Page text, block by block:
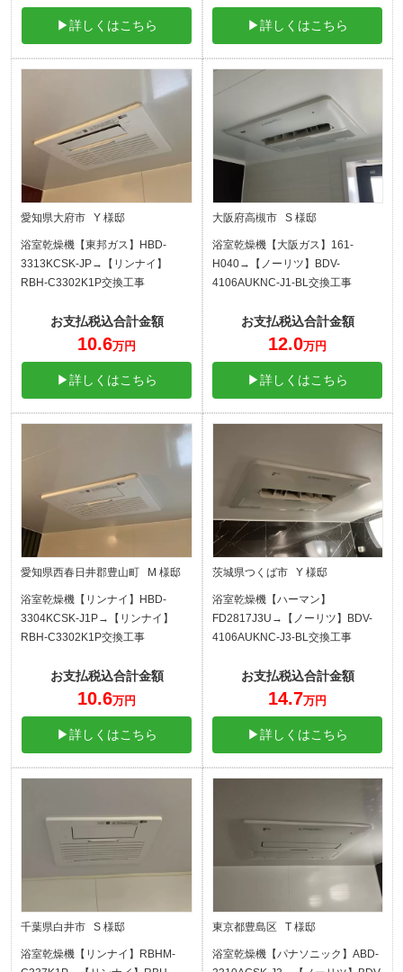
▶詳しくはこちら ▶詳しくはこちら
愛知県大府市 Y 様邸
浴室乾燥機【東邦ガス】HBD-
3313KCSK-JP→【リンナイ】
RBH-C3302K1P交換工事
お支払税込合計金額
10.6万円
▶詳しくはこちら
大阪府高槻市 S 様邸
浴室乾燥機【大阪ガス】161-
H040→【ノーリツ】BDV-
4106AUKNC-J1-BL交換工事
お支払税込合計金額
12.0万円
▶詳しくはこちら
愛知県西春日井郡豊山町 M 様邸
浴室乾燥機【リンナイ】HBD-
3304KCSK-J1P→【リンナイ】
RBH-C3302K1P交換工事
お支払税込合計金額
10.6万円
▶詳しくはこちら
茨城県つくば市 Y 様邸
浴室乾燥機【ハーマン】
FD2817J3U→【ノーリツ】BDV-
4106AUKNC-J3-BL交換工事
お支払税込合計金額
14.7万円
▶詳しくはこちら
千葉県白井市 S 様邸
浴室乾燥機【リンナイ】RBHM-
東京都豊島区 T 様邸
浴室乾燥機【パナソニック】ABD-